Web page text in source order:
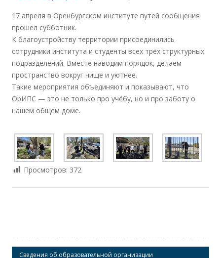
17 апреля в Оренбургском институте путей сообщения
прошел субботник.
К благоустройству территории присоединились
сотрудники института и студенты всех трёх структурных
подразделений. Вместе наводим порядок, делаем
пространство вокруг чище и уютнее.
Такие мероприятия объединяют и показывают, что
ОрИПС — это не только про учёбу, но и про заботу о
нашем общем доме.
Просмотров: 372
Сведения об образовательной организации